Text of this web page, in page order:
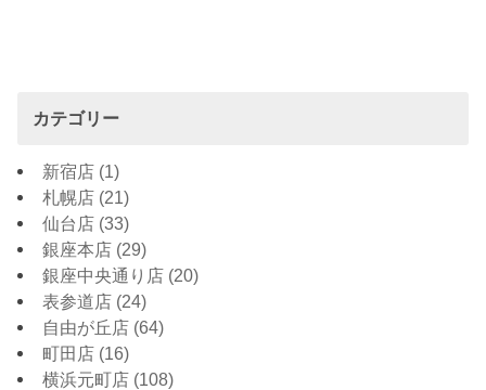
カテゴリー
新宿店 (1)
札幌店 (21)
仙台店 (33)
銀座本店 (29)
銀座中央通り店 (20)
表参道店 (24)
自由が丘店 (64)
町田店 (16)
横浜元町店 (108)